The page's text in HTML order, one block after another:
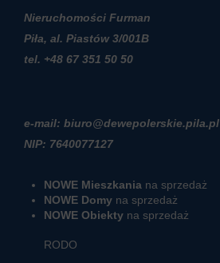
Nieruchomości Furman
Piła, al. Piastów 3/001B
tel. +48 67 351 50 50
e-mail: biuro@dewepolerskie.pila.pl
NIP: 7640077127
NOWE Mieszkania na sprzedaż
NOWE Domy na sprzedaż
NOWE Obiekty na sprzedaż
RODO